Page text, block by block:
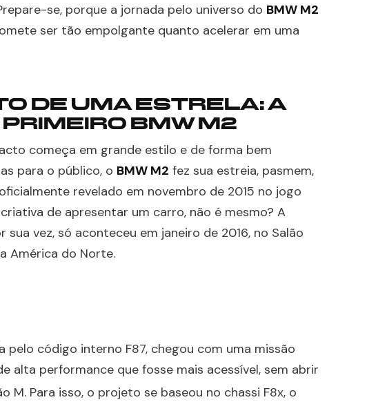
se, porque a jornada pelo universo do BMW M2
ser tão empolgante quanto acelerar em uma
DE UMA ESTRELA: A
BMW M2
começa em grande estilo e de forma bem
para o público, o BMW M2 fez sua estreia, pasmem,
revelado em novembro de 2015 no jogo
de apresentar um carro, não é mesmo? A
vez, só aconteceu em janeiro de 2016, no Salão
América do Norte.
pelo código interno F87, chegou com uma missão
alta performance que fosse mais acessível, sem abrir
M. Para isso, o projeto se baseou no chassi F8x, o